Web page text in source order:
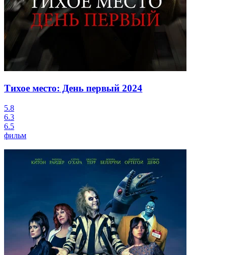
Тихое место: День первый 2024
5.8
6.3
6.5
фильм